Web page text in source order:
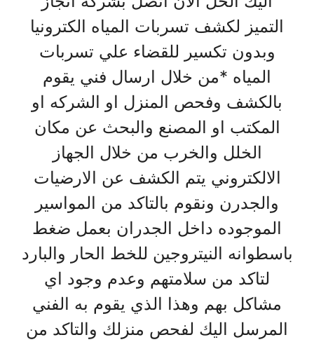
التميز لكشف تسربات المياه الكترونيا
وبدون تكسير للقضاء علي تسربات
المياه *من خلال ارسال فني يقوم
بالكشف وفحص المنزل او الشركه او
المكتب او المصنع والبحث عن مكان
الخلل والخرب من خلال الجهاز
الالكتروني يتم الكشف عن الارضيات
والجدرن ونقوم بالتاكد من المواسير
الموجوده داخل الجدران بعمل ضغط
باسطوانه النيتروجين للخط الحار والبارد
لتاكد من سلامتهم وعدم وجود اي
مشاكل بهم وهذا الذي يقوم به الفني
المرسل اليك لفحص منزلك والتاكد من